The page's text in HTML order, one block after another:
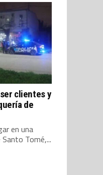
clientes y
de
en una
Santo Tomé,...